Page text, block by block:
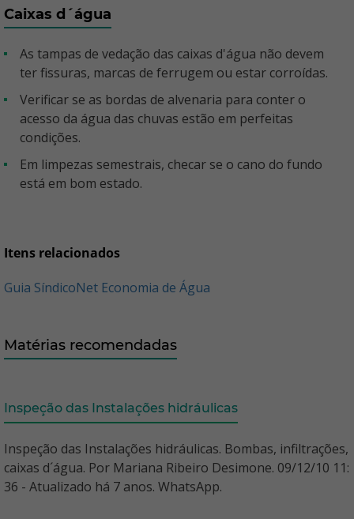
Caixas d´água
As tampas de vedação das caixas d'água não devem
ter fissuras, marcas de ferrugem ou estar corroídas.
Verificar se as bordas de alvenaria para conter o
acesso da água das chuvas estão em perfeitas
condições.
Em limpezas semestrais, checar se o cano do fundo
está em bom estado.
Itens relacionados
Guia SíndicoNet Economia de Água
Matérias recomendadas
Inspeção das Instalações hidráulicas
Inspeção das Instalações hidráulicas. Bombas, infiltrações,
caixas d´água. Por Mariana Ribeiro Desimone. 09/12/10 11:
36 - Atualizado há 7 anos. WhatsApp.